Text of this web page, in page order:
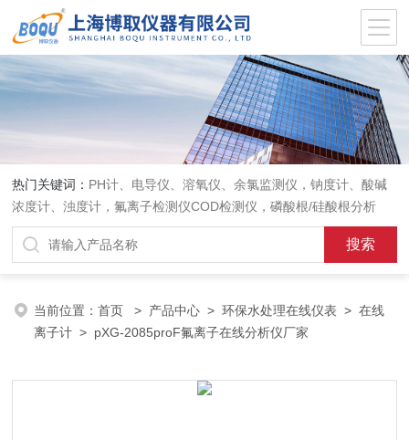
热门关键词： PH计、电导仪、溶氧仪、余氯监测仪，钠度计、酸碱
浓度计、浊度计，氟离子检测仪COD检测仪，磷酸根/硅酸根分析
仪，PH电极、溶氧电极、电导电极
当前位置：首页 > 产品中心 >环保水处理在线仪表 >在线
离子计 > pXG-2085proF氟离子在线分析仪厂家